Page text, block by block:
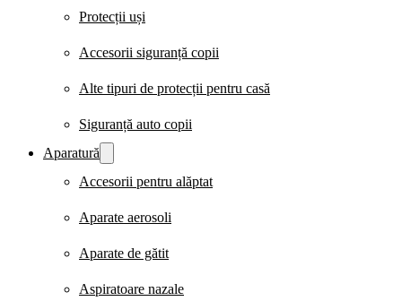
Protecții uși
Accesorii siguranță copii
Alte tipuri de protecții pentru casă
Siguranță auto copii
Aparatură
Accesorii pentru alăptat
Aparate aerosoli
Aparate de gătit
Aspiratoare nazale